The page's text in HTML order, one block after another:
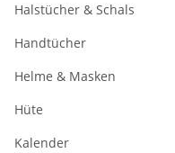
Halstücher & Schals
Handtücher
Helme & Masken
Hüte
Kalender